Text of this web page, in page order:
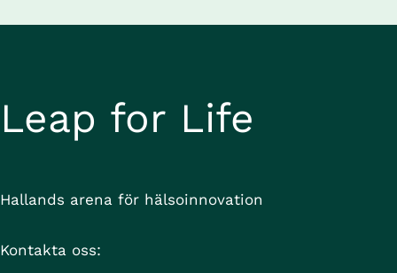
Leap for Life
Hallands arena för hälsoinnovation
Kontakta oss: